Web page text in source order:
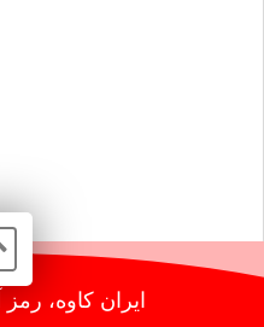
ایران کاوه،